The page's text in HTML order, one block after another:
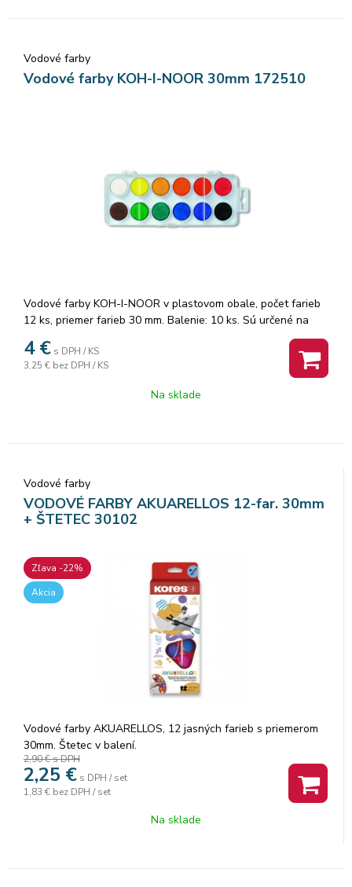
Vodové farby
Vodové farby KOH-I-NOOR 30mm 172510
Vodové farby KOH-I-NOOR v plastovom obale, počet farieb
12 ks, priemer farieb 30 mm. Balenie: 10 ks. Sú určené na
maľovanie na papier a iné savé materiály, riediteľné vodou
Značka: KOH-I-NOOR.
4 € s DPH / KS
3,25 € bez DPH / KS
Na sklade
Vodové farby
VODOVÉ FARBY AKUARELLOS 12-far. 30mm
+ ŠTETEC 30102
Zľava -22%
Akcia
Vodové farby AKUARELLOS, 12 jasných farieb s priemerom
30mm. Štetec v balení.
2,90 €s DPH
2,25 € s DPH / set
1,83 € bez DPH / set
Na sklade